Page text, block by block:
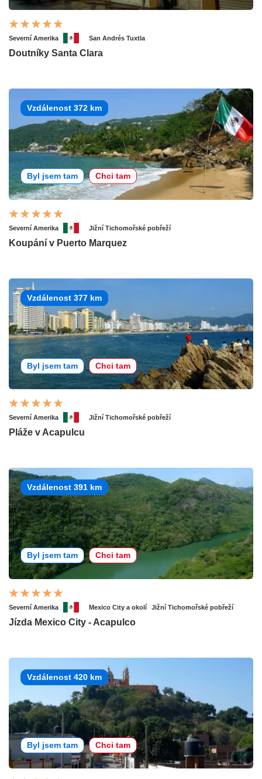
Severní Amerika San Andrés Tuxtla
Doutníky Santa Clara
Vzdálenost 372 km
Byl jsem tam Chci tam
Severní Amerika Jižní Tichomořské pobřeží
Koupání v Puerto Marquez
Vzdálenost 377 km
Byl jsem tam Chci tam
Severní Amerika Jižní Tichomořské pobřeží
Pláže v Acapulcu
Vzdálenost 391 km
Byl jsem tam Chci tam
Severní Amerika Mexico City a okolí Jižní Tichomořské pobřeží
Jízda Mexico City - Acapulco
Vzdálenost 420 km
Byl jsem tam Chci tam